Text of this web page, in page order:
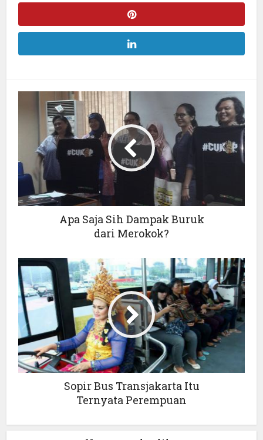
Apa Saja Sih Dampak Buruk
dari Merokok?
Sopir Bus Transjakarta Itu
Ternyata Perempuan